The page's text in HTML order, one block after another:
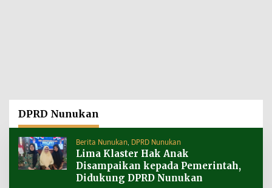
DPRD Nunukan
Berita Nunukan DPRD Nunukan
Lima Klaster Hak Anak
Disampaikan kepada Pemerintah,
Didukung DPRD Nunukan